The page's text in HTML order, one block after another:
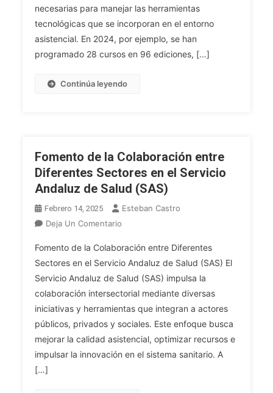
necesarias para manejar las herramientas
tecnológicas que se incorporan en el entorno
asistencial. En 2024, por ejemplo, se han
programado 28 cursos en 96 ediciones, […]
Continúa leyendo
Fomento de la Colaboración entre
Diferentes Sectores en el Servicio
Andaluz de Salud (SAS)
Febrero 14, 2025
Esteban Castro
Deja Un Comentario
De
La
Colaboración
Entre
Diferentes
Sectores
En
Fomento de la Colaboración entre Diferentes
Sectores en el Servicio Andaluz de Salud (SAS) El
Servicio Andaluz de Salud (SAS) impulsa la
colaboración intersectorial mediante diversas
iniciativas y herramientas que integran a actores
públicos, privados y sociales. Este enfoque busca
mejorar la calidad asistencial, optimizar recursos e
impulsar la innovación en el sistema sanitario. A
[…]